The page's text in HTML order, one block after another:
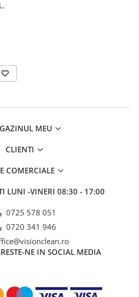
MEU
CLIENTI
COMERCIALE
LUNI -VINERI 08:30 - 17:00
0725 578 051
0720 341 946
NE IN SOCIAL MEDIA